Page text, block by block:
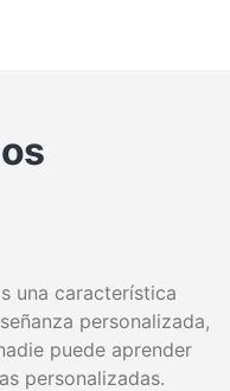
una característica
personalizada,
puede aprender
personalizadas.